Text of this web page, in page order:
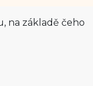
na základě čeho